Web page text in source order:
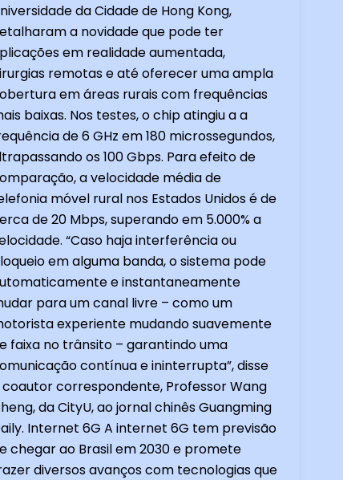
da Cidade de Hong Kong,
a novidade que pode ter
em realidade aumentada,
remotas e até oferecer uma ampla
em áreas rurais com frequências
baixas. Nos testes, o chip atingiu a a
de 6 GHz em 180 microssegundos,
os 100 Gbps. Para efeito de
a velocidade média de
móvel rural nos Estados Unidos é de
de 20 Mbps, superando em 5.000% a
“Caso haja interferência ou
em alguma banda, o sistema pode
e instantaneamente
para um canal livre – como um
experiente mudando suavemente
faixa no trânsito – garantindo uma
contínua e ininterrupta”, disse
coautor correspondente, Professor Wang
da CityU, ao jornal chinês Guangming
Internet 6G A internet 6G tem previsão
chegar ao Brasil em 2030 e promete
diversos avanços com tecnologias que